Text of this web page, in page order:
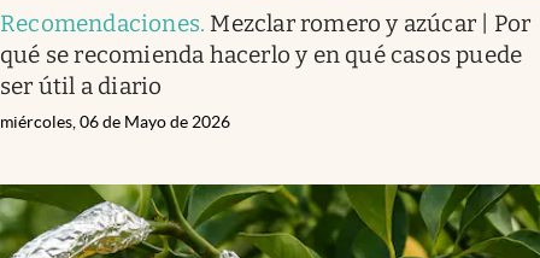
Recomendaciones. Mezclar romero y azúcar | Por
qué se recomienda hacerlo y en qué casos puede
ser útil a diario
miércoles, 06 de Mayo de 2026